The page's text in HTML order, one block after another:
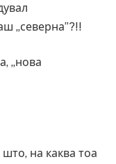
„северна”?!!
„нова
на каква тоа